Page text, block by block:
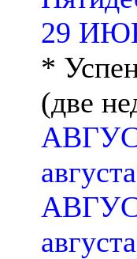
29
*
(две